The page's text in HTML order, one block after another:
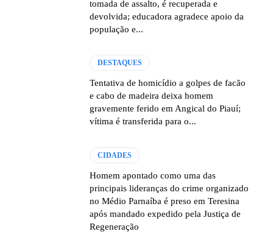
tomada de assalto, é recuperada e
devolvida; educadora agradece apoio da
população e...
DESTAQUES
Tentativa de homicídio a golpes de facão
e cabo de madeira deixa homem
gravemente ferido em Angical do Piauí;
vítima é transferida para o...
CIDADES
Homem apontado como uma das
principais lideranças do crime organizado
no Médio Parnaíba é preso em Teresina
após mandado expedido pela Justiça de
Regeneração